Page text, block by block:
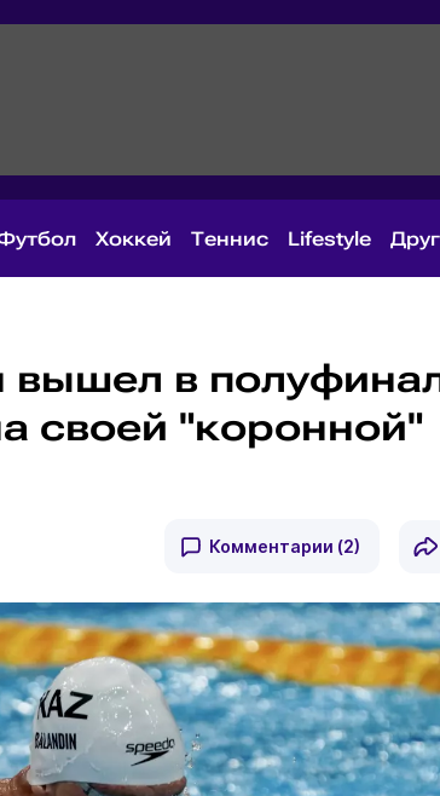
Хоккей Теннис Lifestyle
в
своей "коронной"
Комментарии (2)